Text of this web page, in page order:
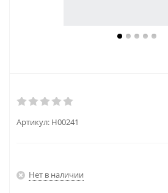
Артикул: H00241
Нет в наличии